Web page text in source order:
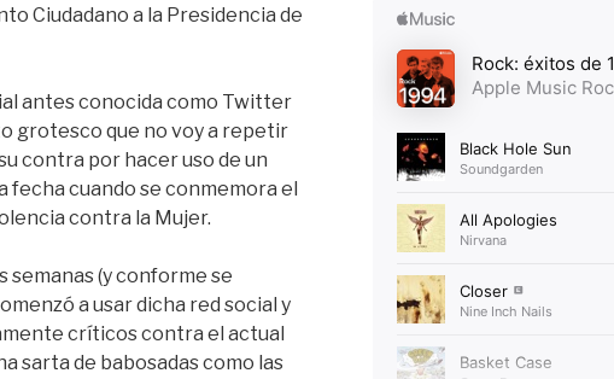
Ciudadano a la Presidencia de
antes conocida como Twitter
grotesco que no voy a repetir
contra por hacer uso de un
cuando se conmemora el
contra la Mujer.
semanas (y conforme se
a usar dicha red social y
críticos contra el actual
sarta de babosadas como las